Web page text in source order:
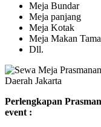
Meja Bundar
Meja panjang
Meja Kotak
Meja Makan
Dll.
Perlengkapan
event :